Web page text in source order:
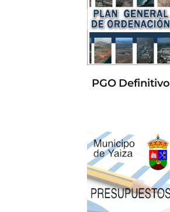
PGO Definitivo